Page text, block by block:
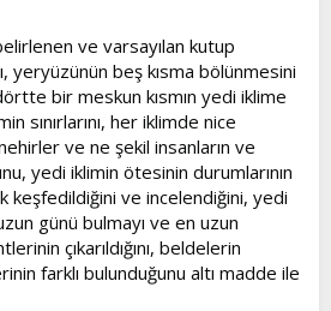
ve varsayılan kutup
yeryüzünün beş kısma bölünmesini
bir meskun kısmın yedi iklime
sınırlarını, her iklimde nice
ve ne şekil insanların ve
yedi iklimin ötesinin durumlarının
keşfedildiğini ve incelendiğini, yedi
günü bulmayı ve en uzun
çıkarıldığını, beldelerin
farklı bulunduğunu altı madde ile